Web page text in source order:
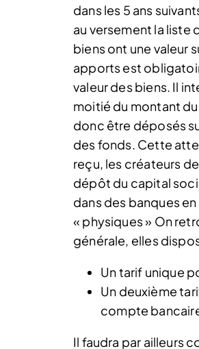
dans les 5 ans
au versement la liste
biens ont une valeur
apports est
valeur des biens. Il
moitié du montant
donc être déposés
des fonds. Cette
reçu, les créateurs
dépôt du capital
dans des banques
« physiques » On
générale, elles
Un tarif unique
Un deuxième
compte
Il faudra par ailleurs